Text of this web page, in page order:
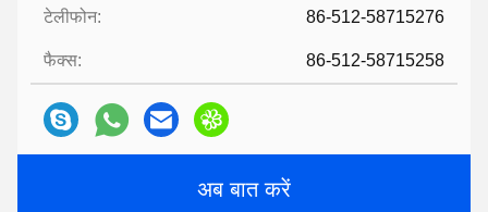
टेलीफोन: 86-512-58715276
फैक्स: 86-512-58715258
अब बात करें